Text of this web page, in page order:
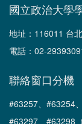
國立政治大學
地址：116011 台
電話：02-
聯絡窗口分機
#63257、#63254
#63297、#63298